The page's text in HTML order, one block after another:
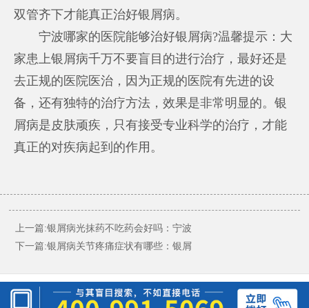
双管齐下才能真正治好银屑病。
宁波哪家的医院能够治好银屑病?温馨提示：大
家患上银屑病千万不要盲目的进行治疗，最好还是
去正规的医院医治，因为正规的医院有先进的设
备，还有独特的治疗方法，效果是非常明显的。银
屑病是皮肤顽疾，只有接受专业科学的治疗，才能
真正的对疾病起到的作用。
上一篇:银屑病光抹药不吃药会好吗：宁波
下一篇:银屑病关节疼痛症状有哪些：银屑